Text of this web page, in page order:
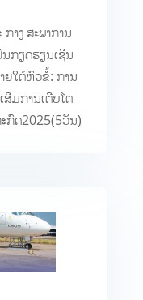
າງ ສະພາການ
ນກຽດຮຽນເຊີນ
ຍໃຕ້ຫົວຂໍ້: ການ
ສີມການເຕີບໂຕ
ກົດ2025(5ວັນ)